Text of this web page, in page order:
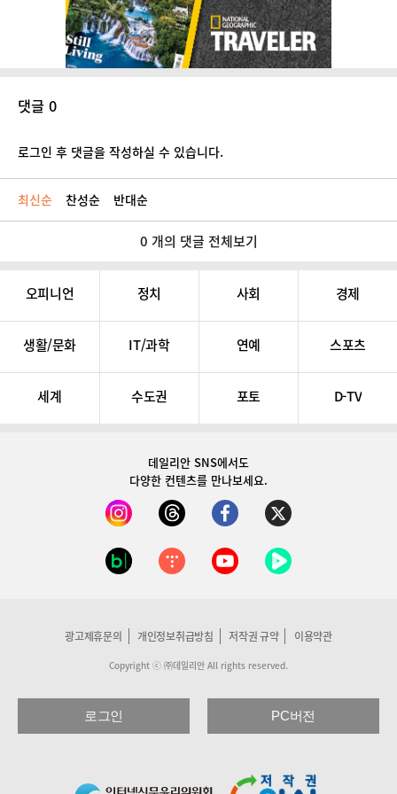
댓글 0
로그인 후 댓글을 작성하실 수 있습니다.
최신순 찬성순 반대순
0 개의 댓글 전체보기
오피니언 정치 사회 경제
생활/문화 IT/과학 연예 스포츠
세계 수도권 포토 D-TV
데일리안 SNS에서도
다양한 컨텐츠를 만나보세요.
광고제휴문의 개인정보취급방침 저작권 규약 이용약관
Copyright ⓒ ㈜데일리안 All rights reserved.
로그인 PC버전